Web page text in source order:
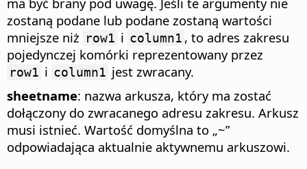
zostaną podane lub podane zostaną wartości
mniejsze niż row1 i column1 , to adres zakresu
pojedynczej komórki reprezentowany przez
row1 i column1 jest zwracany.
sheetname: nazwa arkusza, który ma zostać
dołączony do zwracanego adresu zakresu. Arkusz
musi istnieć. Wartość domyślna to „~”
odpowiadająca aktualnie aktywnemu arkuszowi.